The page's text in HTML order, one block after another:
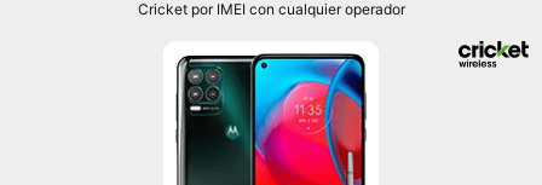
Cricket por IMEI con cualquier operador